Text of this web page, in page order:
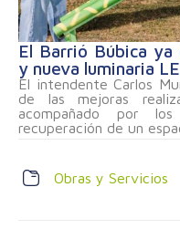
El Barrió Búbica ya
y nueva luminaria
El intendente Carlos
de las mejoras
acompañado por
recuperación de un
Obras y Servicios